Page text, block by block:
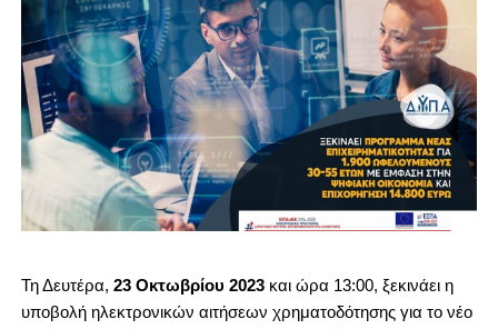
Τη Δευτέρα, 23 Οκτωβρίου 2023 και ώρα 13:00, ξεκινάει η
υποβολή ηλεκτρονικών αιτήσεων χρηματοδότησης για το νέο